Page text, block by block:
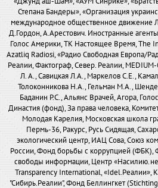
Степана Бандеры», «Организация
международное общественное движение
Д.Гордон, А.Арестович. Иностранные
Голос Америки, ТК Настоящее Время, The
Azatliq Radiosi, «Радио Свободная Европа/
Реалии, Фактограф, Север. Реалии,
Л. А., Савицкая Л.А., Маркелов С.Е.,
Толоконникова Н.А., Гельман М.А.,
Баданин Р.С., Альянс Врачей, Агора,
Династия (фонд), За права человека,
Молодая Карелия, Московская школа
Пермь-36, Ракурс, Русь Сидящая,
экологический центр, ИАЦ Сова, Союз
России, Фонд борьбы с коррупцией (ФБК),
свободы информации, Центр
Transparency International, «Idel.Реалии»,
"Сибирь.Реалии", Фонд Беллингкет